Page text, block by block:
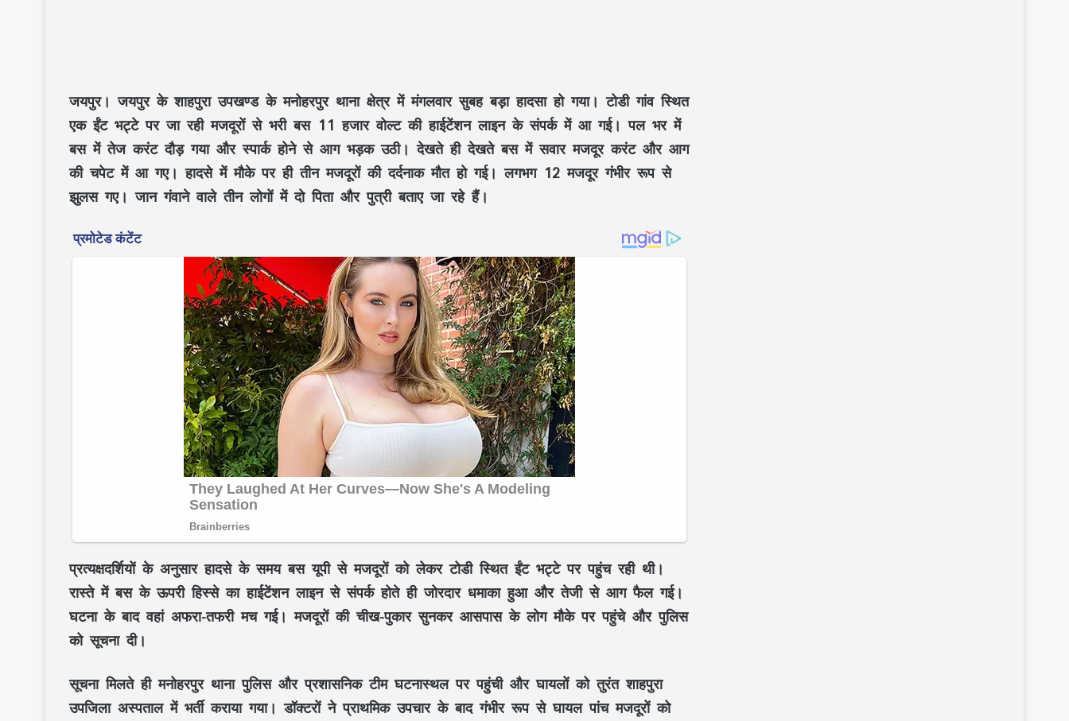
जयपुर। जयपुर के शाहपुरा उपखण्ड के मनोहरपुर थाना क्षेत्र में मंगलवार सुबह बड़ा हादसा हो गया। टोडी गांव स्थित
एक ईंट भट्टे पर जा रही मजदूरों से भरी बस 11 हजार वोल्ट की हाईटेंशन लाइन के संपर्क में आ गई। पल भर में
बस में तेज करंट दौड़ गया और स्पार्क होने से आग भड़क उठी। देखते ही देखते बस में सवार मजदूर करंट और आग
की चपेट में आ गए। हादसे में मौके पर ही तीन मजदूरों की दर्दनाक मौत हो गई। लगभग 12 मजदूर गंभीर रूप से
झुलस गए। जान गंवाने वाले तीन लोगों में दो पिता और पुत्री बताए जा रहे हैं।
प्रत्यक्षदर्शियों के अनुसार हादसे के समय बस यूपी से मजदूरों को लेकर टोडी स्थित ईंट भट्टे पर पहुंच रही थी।
रास्ते में बस के ऊपरी हिस्से का हाईटेंशन लाइन से संपर्क होते ही जोरदार धमाका हुआ और तेजी से आग फैल गई।
घटना के बाद वहां अफरा-तफरी मच गई। मजदूरों की चीख-पुकार सुनकर आसपास के लोग मौके पर पहुंचे और पुलिस
को सूचना दी।
सूचना मिलते ही मनोहरपुर थाना पुलिस और प्रशासनिक टीम घटनास्थल पर पहुंची और घायलों को तुरंत शाहपुरा
उपजिला अस्पताल में भर्ती कराया गया। डॉक्टरों ने प्राथमिक उपचार के बाद गंभीर रूप से घायल पांच मजदूरों को